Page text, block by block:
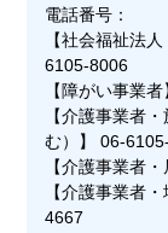
電話番号：
【社会福祉法
6105-8006
【障がい事業
【介護事業者
む）】 06-
【介護事業者
【介護事業者
4667